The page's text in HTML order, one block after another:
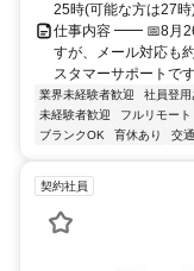
25時(可能な方は27
仕事内容 ━━ 📅8月
すが、メール対応も
スタマーサポー
業界未経験者歓迎 社員登用
未経験者歓迎
フルリモート
ブランクOK
育休あり 交
契約社員